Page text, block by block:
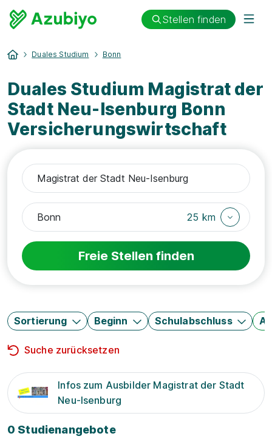
Stellen finden
Duales Studium Bonn
Duales Studium Magistrat der
Stadt Neu-Isenburg Bonn
Versicherungswirtschaft
25 km
Freie Stellen finden
Sortierung Beginn Schulabschluss
Suche zurücksetzen
Infos zum Ausbilder Magistrat der Stadt
Neu-Isenburg
0 Studienangebote